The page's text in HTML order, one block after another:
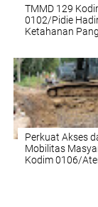
TMMD 129
0102/Pidie
Ketahanan
Kebun Sayur,
Perkuat Akses
Mobilitas
Kodim 0106/